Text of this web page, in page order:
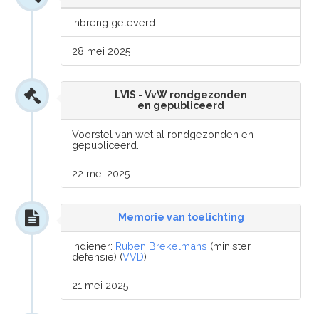
Inbreng geleverd.
28 mei 2025
LVIS - VvW rondgezonden
en gepubliceerd
Voorstel van wet al rondgezonden en
gepubliceerd.
22 mei 2025
Memorie van toelichting
Indiener: Ruben Brekelmans (minister
defensie) (VVD)
21 mei 2025